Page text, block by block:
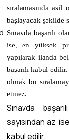
sıralamasında
başlayacak şekilde
Sınavda başarılı
ise, en yüksek
yapılarak ilanda
başarılı kabul
olmak bu
etmez.
Sınavda
sayısından az
kabul edilir.